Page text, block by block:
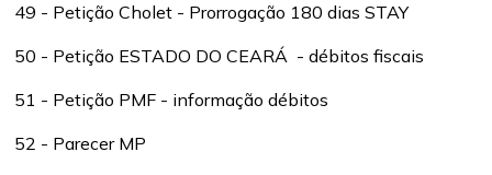
49 - Petição Cholet - Prorrogação 180 dias STAY
50 - Petição ESTADO DO CEARÁ - débitos fiscais
51 - Petição PMF - informação débitos
52 - Parecer MP